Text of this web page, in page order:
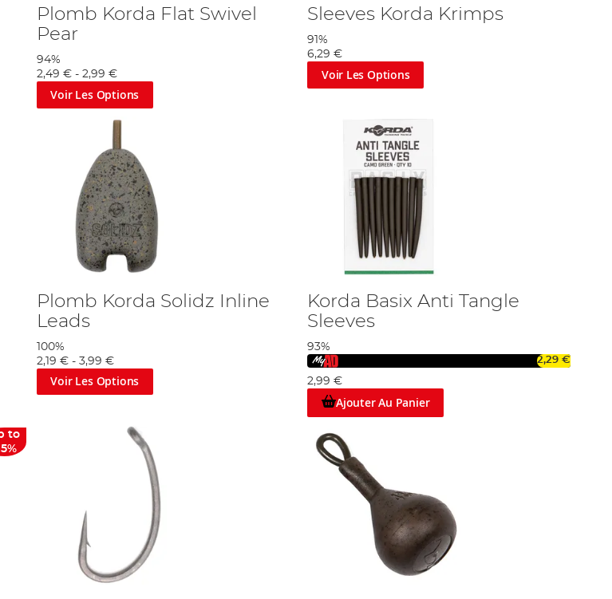
Plomb Korda Flat Swivel
Pear
94%
2,49 €- 2,99 €
Voir Les Options
Sleeves Korda Krimps
91%
6,29 €
Voir Les Options
Plomb Korda Solidz Inline
Leads
100%
2,19 €- 3,99 €
Voir Les Options
Korda Basix Anti Tangle
Sleeves
93%
2,29 €
2,99 €
Ajouter Au Panier
to